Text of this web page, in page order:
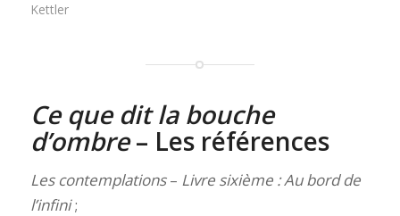
Kettler
Ce que dit la bouche
d’ombre– Les références
Les contemplations– Livre sixième : Au bord de
l’infini;